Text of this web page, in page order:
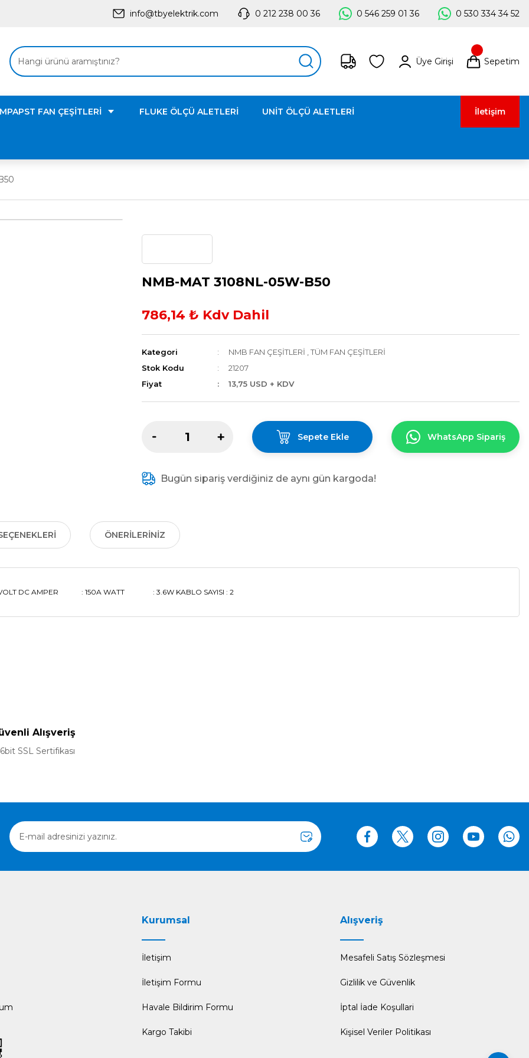
info@tbyelektrik.com 0 212 238 00 36 0 546 259 01 36 0 530 334 34 52
Üye Girişi Sepetim
FAN ÇEŞİTLERİ FLUKE ÖLÇÜ ALETLERİ UNİT ÖLÇÜ ALETLERİ İletişim
NMB-MAT 3108NL-05W-B50
786,14 ₺ Kdv Dahil
Kategori NMB FAN ÇEŞİTLERİ
TÜM FAN ÇEŞİTLERİ
Stok Kodu
21207
Fiyat
13,75 USD + KDV
Sepete Ekle WhatsApp Sipariş
Bugün sipariş verdiğiniz de aynı gün kargoda!
ÖNERILERINIZ
DC AMPER : 150A WATT : 3.6W KABLO SAYISI : 2
Alışveriş
SSL Sertifikası
Kurumsal
İletişim
İletişim Formu
Havale Bildirim Formu
Kargo Takibi
Alışveriş
Mesafeli Satış Sözleşmesi
Gizlilik ve Güvenlik
İptal İade Koşullari
Kişisel Veriler Politikası